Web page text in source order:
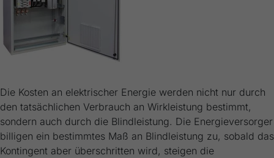
Die Kosten an elektrischer Energie werden nicht nur durch
den tatsächlichen Verbrauch an Wirkleistung bestimmt,
sondern auch durch die Blindleistung. Die Energieversorger
billigen ein bestimmtes Maß an Blindleistung zu, sobald das
Kontingent aber überschritten wird, steigen die